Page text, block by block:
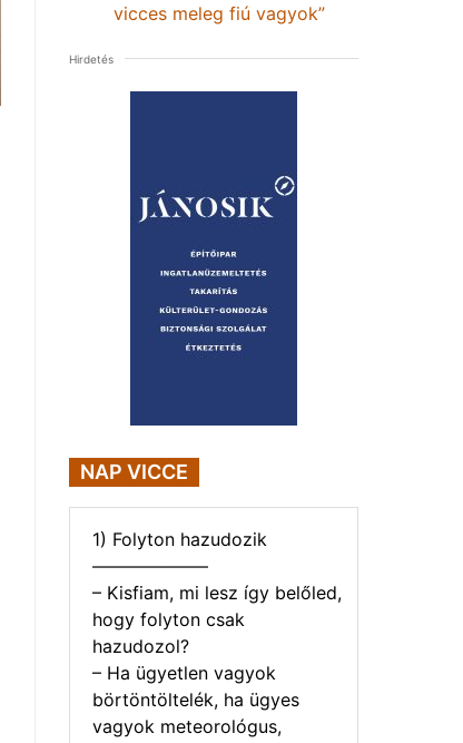
vicces meleg fiú vagyok”
Hirdetés
NAP VICCE
1) Folyton hazudozik
——————–
– Kisfiam, mi lesz így belőled,
hogy folyton csak
hazudozol?
– Ha ügyetlen vagyok
börtöntöltelék, ha ügyes
vagyok meteorológus,